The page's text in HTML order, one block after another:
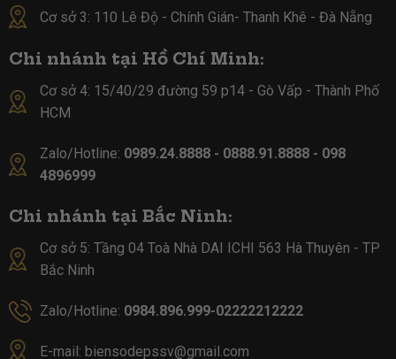
Cơ sở 3: 110 Lê Độ - Chính Gián- Thanh Khê - Đà Nẵng
Chi nhánh tại Hồ Chí Minh:
Cơ sở 4: 15/40/29 đường 59 p14 - Gò Vấp - Thành Phố
HCM
Zalo/Hotline: 0989.24.8888 - 0888.91.8888 - 098
4896999
Chi nhánh tại Bắc Ninh:
Cơ sở 5: Tầng 04 Toà Nhà DAI ICHI 563 Hà Thuyên - TP
Bắc Ninh
Zalo/Hotline: 0984.896.999-02222212222
E-mail: biensodepssv@gmail.com